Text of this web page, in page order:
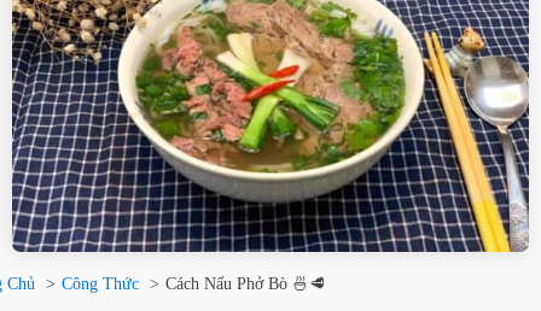
Chủ Công Thức Cách Nấu Phở Bò 🍜🥩